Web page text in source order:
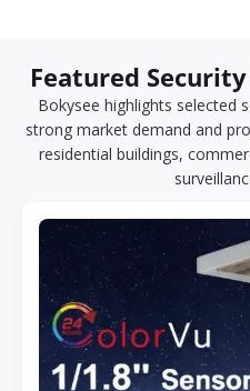
Featured
Bokysee highlights selected
strong market demand and
residential buildings,